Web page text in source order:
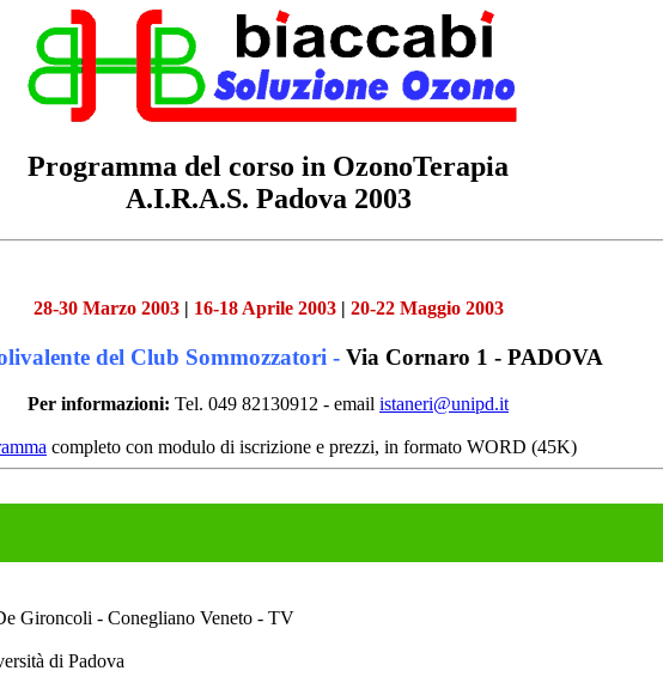
Programma del corso in OzonoTerapia
A.I.R.A.S. Padova 2003
28-30 Marzo 2003| 16-18 Aprile 2003| 20-22 Maggio 2003
del Club Sommozzatori - Via Cornaro 1 - PADOVA
Per informazioni: Tel. 049 82130912 - email istaneri@unipd.it
completo con modulo di iscrizione e prezzi, in formato WORD (45K)
Gironcoli - Conegliano Veneto - TV
di Padova